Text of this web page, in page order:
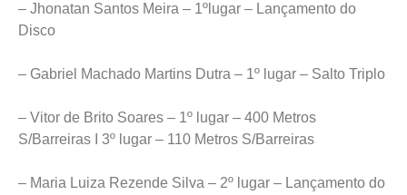
– Jhonatan Santos Meira – 1ºlugar – Lançamento do
Disco
– Gabriel Machado Martins Dutra – 1º lugar – Salto Triplo
– Vitor de Brito Soares – 1º lugar – 400 Metros
S/Barreiras I 3º lugar – 110 Metros S/Barreiras
– Maria Luiza Rezende Silva – 2º lugar – Lançamento do